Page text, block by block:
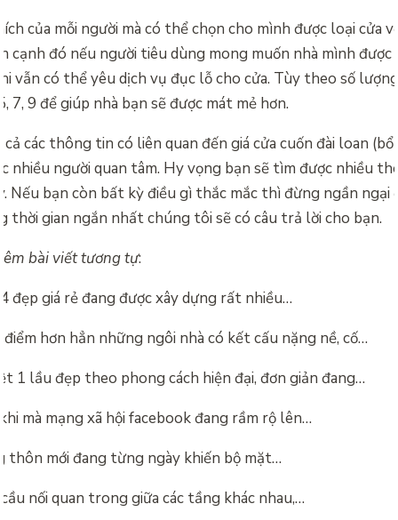
của mỗi người mà có thể chọn cho mình được loại cửa
cạnh đó nếu người tiêu dùng mong muốn nhà mình
vẫn có thể yêu dịch vụ đục lỗ cho cửa. Tùy theo số
7, 9 để giúp nhà bạn sẽ được mát mẻ hơn.
các thông tin có liên quan đến giá cửa cuốn đài loan
nhiều người quan tâm. Hy vọng bạn sẽ tìm được nhiều
Nếu bạn còn bất kỳ điều gì thắc mắc thì đừng ngần ngại
thời gian ngắn nhất chúng tôi sẽ có câu trả lời cho bạn.
bài viết tương tự:
đẹp giá rẻ đang được xây dựng rất nhiều…
hơn hẳn những ngôi nhà có kết cấu nặng nề, cố…
1 lầu đẹp theo phong cách hiện đại, đơn giản đang…
mà mạng xã hội facebook đang rầm rộ lên…
thôn mới đang từng ngày khiến bộ mặt…
nối quan trong giữa các tầng khác nhau,…